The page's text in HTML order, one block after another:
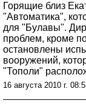
Горящие близ
"Автоматика",
для "Булавы".
проблем, кроме
остановлены
вооружений,
"Тополи"
16 августа 2010 г.